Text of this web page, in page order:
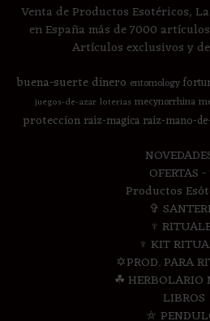
Venta de Productos Esotéricos,
en España más de 7000
Artículos exclusivos y
buena-suertedinero entomology
juegos-de-azar loterias mecynorrhina
proteccion raiz-magica raiz-mano-
OFERTAS -
Productos
✞
♆
♆ KIT
✡PROD. PARA
☘ HERBOLARIO
LIBROS
⛤